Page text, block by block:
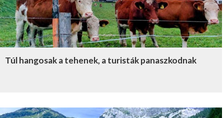
Túl hangosak a tehenek, a turisták panaszkodnak